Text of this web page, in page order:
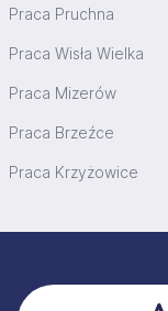
Praca Pruchna
Praca Wisła Wielka
Praca Mizerów
Praca Brzeźce
Praca Krzyżowice